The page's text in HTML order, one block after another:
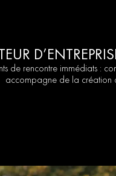
de rencontre immédiats :
accompagne de la création